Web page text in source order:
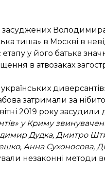
тиша» в Москві в
у його батька
в атвозаках
затримали за нібито
2019 року засудили
у Криму
Дудка, Дмитро
Анна Сухоносова,
незаконні методи